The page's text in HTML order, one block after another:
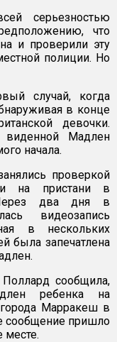
серьезностью
что
и проверили эту
полиции. Но
случай, когда
в конце
девочки.
Мадлен
начала.
проверкой
на пристани в
Через два дня в
видеозапись
в нескольких
была запечатлена
сообщила,
ребенка на
Марракеш в
сообщение пришло
месте.